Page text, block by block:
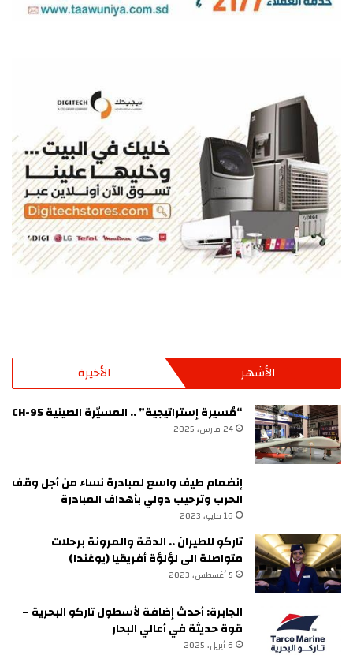
الأشهر الأخيرة
“مُسيرة إستراتيجية” .. المسيّرة الصينية CH-95
24 مارس، 2025
إنضمام طيف واسع لمبادرة نساء من أجل وقف
الحرب وترحيب دولي بأهداف المبادرة
16 مايو، 2023
تاركو للطيران .. الدقة والمرونة برحلات
متواصلة الى لؤلؤة أفريقيا (يوغندا)
5 أغسطس، 2023
الجابرة: أحدث إضافة لأسطول تاركو البحرية –
قوة حديثة في أعالي البحار
6 أبريل، 2025